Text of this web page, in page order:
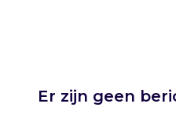
Er zijn geen